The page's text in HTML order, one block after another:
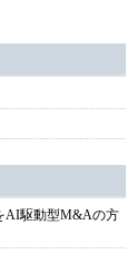
AI駆動型M&Aの方